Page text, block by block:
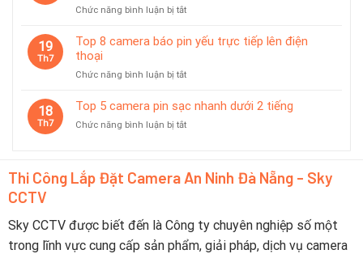
Chọn
Hiệu
chế
tiết
Chức năng bình luận bị tắtở
6
camera
dây
dùng
19
Th7
Top 8 camera báo pin yếu trực tiếp lên điện
thoại
Chức năng bình luận bị tắtở
8
báo
trực
tiếp
thoại
18
Th7
Top 5 camera pin sạc nhanh dưới 2 tiếng
Chức năng bình luận bị tắtở
pin
dưới
2
tiếng
Thi Công Lắp Đặt Camera An Ninh Đà Nẵng - Sky
CCTV
Sky CCTV được biết đến là Công ty chuyên nghiệp số một
trong lĩnh vực cung cấp sản phẩm, giải pháp, dịch vụ camera